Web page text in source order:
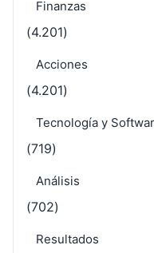
Finanzas
(4.201)
Acciones
(4.201)
Tecnología y
(719)
Análisis
(702)
Resultados